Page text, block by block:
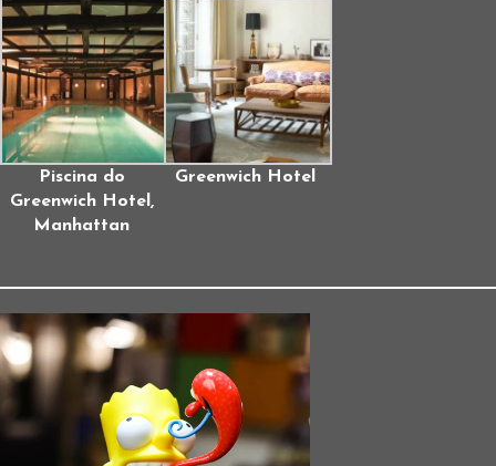
Piscina do
Greenwich Hotel,
Manhattan
Greenwich Hotel